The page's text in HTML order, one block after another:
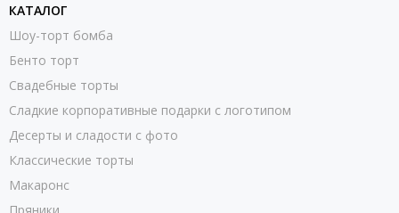
КАТАЛОГ
Шоу-торт бомба
Бенто торт
Свадебные торты
Сладкие корпоративные подарки с логотипом
Десерты и сладости с фото
Классические торты
Макаронс